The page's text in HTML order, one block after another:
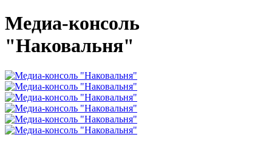
Медиа-консоль
"Наковальня"